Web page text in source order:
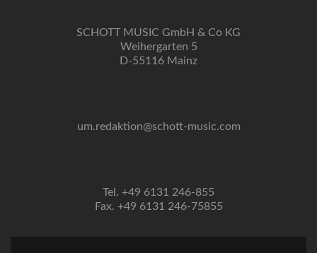
SCHOTT MUSIC GmbH & Co KG
Weihergarten 5
D-55116 Mainz
um.redaktion@schott-music.com
Tel. +49 6131 246-855
Fax. +49 6131 246-75855